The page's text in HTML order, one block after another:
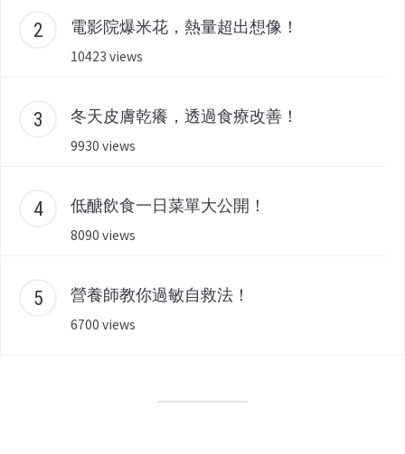
電影院爆米花，熱量超出想像！
10423 views
冬天皮膚乾癢，透過食療改善！
9930 views
低醣飲食一日菜單大公開！
8090 views
營養師教你過敏自救法！
6700 views